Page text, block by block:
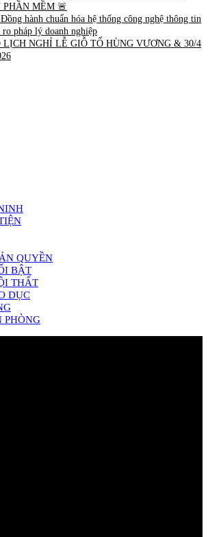
PHẦN MỀM 🚨
hành chuẩn hóa hệ thống công nghệ thông tin
pháp lý doanh nghiệp
LỊCH NGHỈ LỄ GIỖ TỔ HÙNG VƯƠNG & 30/4
QUYỀN
BẬT
THẤT
DỤC
PHÒNG